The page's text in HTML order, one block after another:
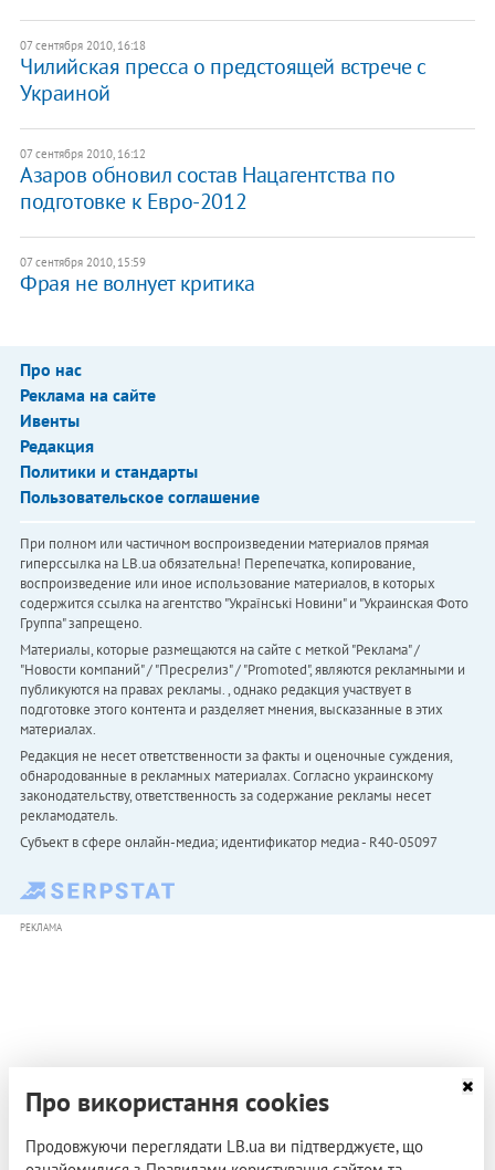
07 сентября 2010, 16:18
Чилийская пресса о предстоящей встрече с
Украиной
07 сентября 2010, 16:12
Азаров обновил состав Нацагентства по
подготовке к Евро-2012
07 сентября 2010, 15:59
Фрая не волнует критика
Про нас
Реклама на сайте
Ивенты
Редакция
Политики и стандарты
Пользовательское соглашение
При полном или частичном воспроизведении материалов прямая
гиперссылка на LB.ua обязательна! Перепечатка, копирование,
воспроизведение или иное использование материалов, в которых
содержится ссылка на агентство "Українськi Новини" и "Украинская Фото
Группа" запрещено.
Материалы, которые размещаются на сайте с меткой "Реклама" /
"Новости компаний" / "Пресрелиз" / "Promoted", являются рекламными и
публикуются на правах рекламы. , однако редакция участвует в
подготовке этого контента и разделяет мнения, высказанные в этих
материалах.
Редакция не несет ответственности за факты и оценочные суждения,
обнародованные в рекламных материалах. Согласно украинскому
законодательству, ответственность за содержание рекламы несет
рекламодатель.
Субъект в сфере онлайн-медиа; идентификатор медиа - R40-05097
РЕКЛАМА
Про використання cookies
Продовжуючи переглядати LB.ua ви підтверджуєте, що